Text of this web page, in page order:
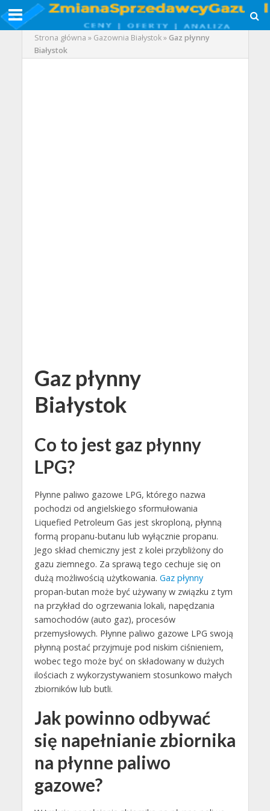
Strona główna » Gazownia Białystok»Gaz płynny
Białystok
Gaz płynny
Białystok
Co to jest gaz płynny
LPG?
Płynne paliwo gazowe LPG, którego nazwa
pochodzi od angielskiego sformułowania
Liquefied Petroleum Gas jest skroploną, płynną
formą propanu-butanu lub wyłącznie propanu.
Jego skład chemiczny jest z kolei przybliżony do
gazu ziemnego. Za sprawą tego cechuje się on
dużą możliwością użytkowania. Gaz płynny
propan-butan może być używany w związku z tym
na przykład do ogrzewania lokali, napędzania
samochodów (auto gaz), procesów
przemysłowych. Płynne paliwo gazowe LPG swoją
płynną postać przyjmuje pod niskim ciśnieniem,
wobec tego może być on składowany w dużych
ilościach z wykorzystywaniem stosunkowo małych
zbiorników lub butli.
Jak powinno odbywać
się napełnianie zbiornika
na płynne paliwo
gazowe?